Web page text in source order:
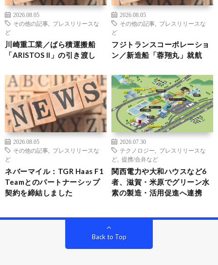
2026.08.05
その他の記事
プレスリリースな
ど
川崎重工業／ばら積運搬船
「ARISTOS II」の引き渡し
2026.08.05
その他の記事
プレスリリースな
ど
フジトランスコーポレーショ
ン／新造船「蓉翔丸」就航
2026.08.05
その他の記事
プレスリリースな
ど
ネバーマイル：TGR Haas F1
Teamとのパートナーシップ
契約を締結しました
2026.07.30
テクノロジー
プレスリリースな
ど
提携/合弁など
関西電力や大和ハウスなど6
者、滋賀・米原でグリーン水
素の製造・活用促進へ連携
Back to Top